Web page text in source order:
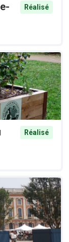
Réalisé
Réalisé